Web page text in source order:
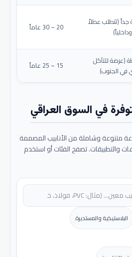
(تتطلب عطلاً
20 – 30 عاماً
(عرضة للتآكل
في الجنوب)
15 – 25 عاماً
في السوق العراقي
متنوعة وشاملة من الأنابيب المصممة
والتطبيقات. تصفح الفئات أو استخدم
البلاستيكية والمستديرة